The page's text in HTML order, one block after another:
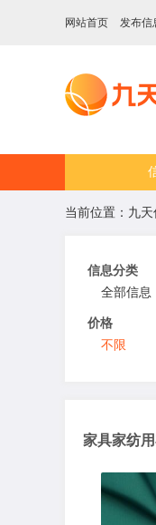
网站首页 发布信
当前位置： 九
信息分类
全部信息
价格
不限
家具家纺